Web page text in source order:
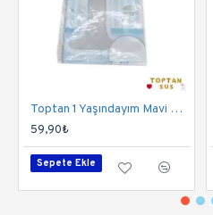
Toptan 1 Yaşındayım Mavi Masa Örtüsü 120x180 Cm
59,90₺
Sepete Ekle